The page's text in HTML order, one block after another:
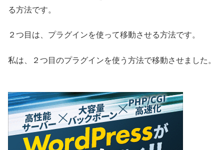
る方法です。
２つ目は、プラグインを使って移動させる方法です。
私は、２つ目のプラグインを使う方法で移動させました。